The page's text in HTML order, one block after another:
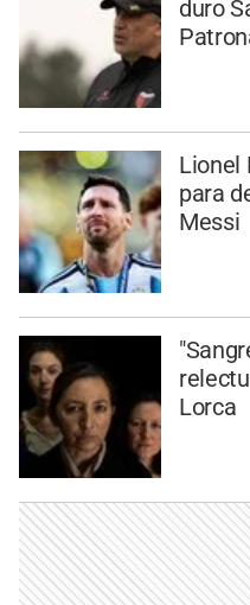
duro
Lionel
para
Messi
Lorca